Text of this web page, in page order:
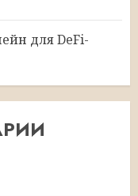
для DeFi-